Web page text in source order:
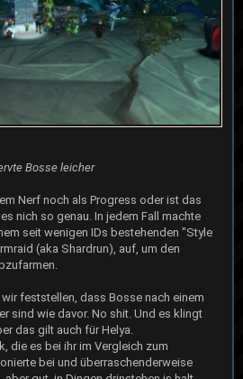
Bosse leicher
Nerf noch als Progress oder ist das
nich so genau. In jedem Fall machte
seit wenigen IDs bestehenden "Style
(aka Shardrun), auf, um den
feststellen, dass Bosse nach einem
sind wie davor. No shit. Und es klingt
das gilt auch für Helya.
die es bei ihr im Vergleich zum
bei und überraschenderweise